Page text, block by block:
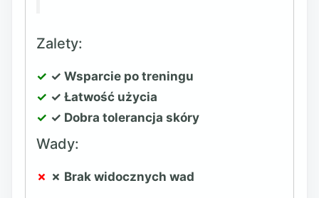
Zalety:
✓ Wsparcie po treningu
✓ Łatwość użycia
✓ Dobra tolerancja skóry
Wady:
✗ Brak widocznych wad